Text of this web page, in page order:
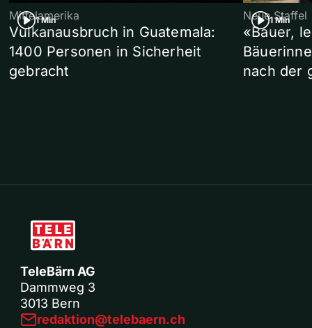
1 Min
Mittelamerika
Vulkanausbruch in Guatemala:
1400 Personen in Sicherheit
gebracht
1 Min
Neue Staffel
«Bauer,
nach der
TeleBärn AG
Dammweg 3
3013 Bern
redaktion@telebaern.ch